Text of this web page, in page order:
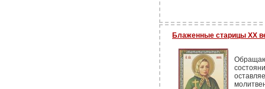
Блаженные старицы ХХ